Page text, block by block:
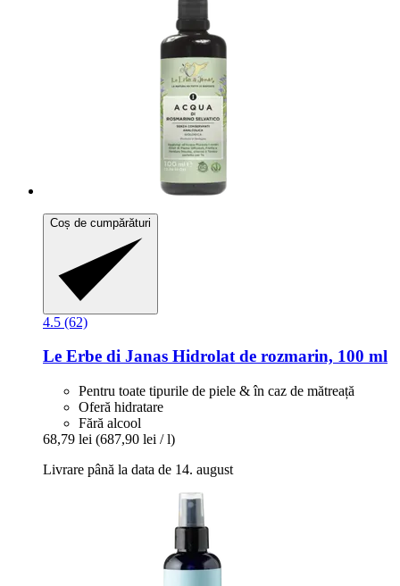
Coș de cumpărături
4.5 (62)
Le Erbe di Janas Hidrolat de rozmarin, 100 ml
Pentru toate tipurile de piele & în caz de mătreață
Oferă hidratare
Fără alcool
68,79 lei (687,90 lei / l)
Livrare până la data de 14. august